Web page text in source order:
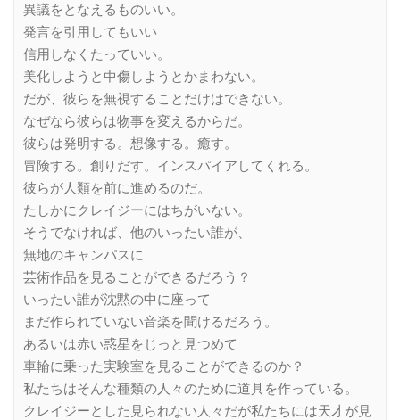
異議をとなえるものいい。
発言を引用してもいい
信用しなくたっていい。
美化しようと中傷しようとかまわない。
だが、彼らを無視することだけはできない。
なぜなら彼らは物事を変えるからだ。
彼らは発明する。想像する。癒す。
冒険する。創りだす。インスパイアしてくれる。
彼らが人類を前に進めるのだ。
たしかにクレイジーにはちがいない。
そうでなければ、他のいったい誰が、
無地のキャンパスに
芸術作品を見ることができるだろう？
いったい誰が沈黙の中に座って
まだ作られていない音楽を聞けるだろう。
あるいは赤い惑星をじっと見つめて
車輪に乗った実験室を見ることができるのか？
私たちはそんな種類の人々のために道具を作っている。
クレイジーとした見られない人々だが私たちには天才が見